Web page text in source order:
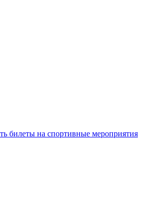
билеты на спортивные мероприятия